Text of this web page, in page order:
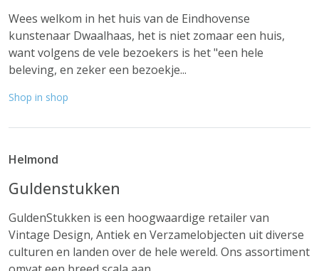
Wees welkom in het huis van de Eindhovense
kunstenaar Dwaalhaas, het is niet zomaar een huis,
want volgens de vele bezoekers is het "een hele
beleving, en zeker een bezoekje...
Shop in shop
Helmond
Guldenstukken
GuldenStukken is een hoogwaardige retailer van
Vintage Design, Antiek en Verzamelobjecten uit diverse
culturen en landen over de hele wereld. Ons assortiment